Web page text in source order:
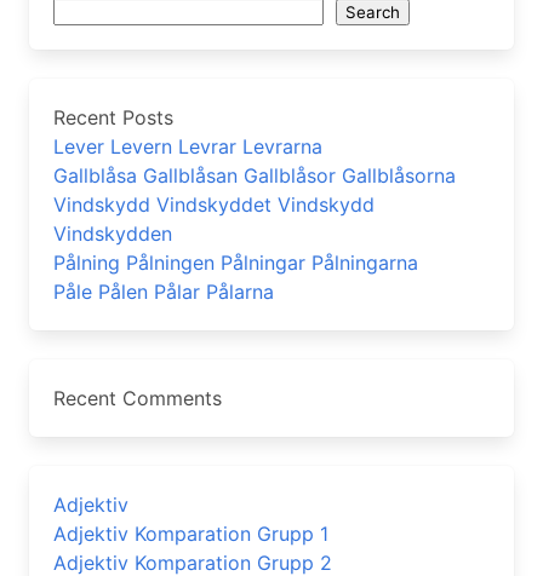
Search
Recent Posts
Lever Levern Levrar Levrarna
Gallblåsa Gallblåsan Gallblåsor Gallblåsorna
Vindskydd Vindskyddet Vindskydd
Vindskydden
Pålning Pålningen Pålningar Pålningarna
Påle Pålen Pålar Pålarna
Recent Comments
Adjektiv
Adjektiv Komparation Grupp 1
Adjektiv Komparation Grupp 2